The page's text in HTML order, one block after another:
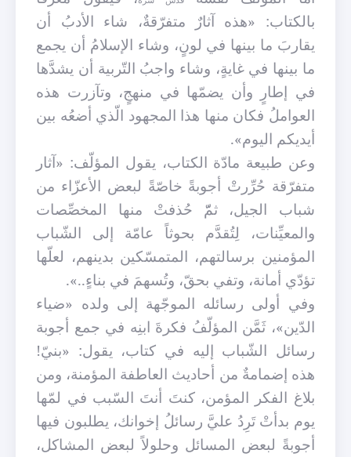
بالكتاب: «هذه آثارٌ متفرّقةٌ، شاء الأدبُ أن
يقاربَ ما بينها في لونٍ، وشاء الإسلامُ أن يجمع
ما بينها في غايةٍ، وشاء واجبُ التّربية أن يشدَّها
في إطارٍ وأن يضمّها في منهجٍ، وتآزرت هذه
العواملُ فكان منها هذا المجهود الّذي أضعُه بين
أيديكم اليوم».
وعن طبيعة مادّة الكتاب، يقول المؤلّف: «آثار
متفرّقة حُرِّرتْ أجوبةً خاصّةً لبعض الأعزّاء من
شباب الجيل، ثمّّ حُذفتْ منها المخصِّصات
والمعيِّنات، لِتُقدَّم بحوثاً عامّة إلى الشّباب
المؤمنين برسالتهم، المتمسّكين بدينهم، لعلّها
تؤدّي أمانة، وتفي بحقّ، وتُسهمَ في بناءٍ..».
وفي أولى رسائله الموجّهة إلى ولده «ضياء
الدّين»، ثَمَّن المؤلّفُ فكرةَ ابنِه في جمع أجوبة
رسائل الشّباب إليه في كتاب، يقول: «بنيّ!
هذه إضمامةٌ من أحاديث العاطفة المؤمنة، ومن
بلاغ الفكر المؤمن، كنتَ أنتَ السّبب في لمّها
يوم بدأتْ تَرِدُ عليَّ رسائلُ إخوانك، يطلبون فيها
أجوبةً لبعض المسائل وحلولاً لبعض المشاكل،